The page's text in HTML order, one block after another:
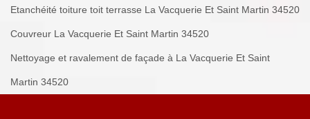
Etanchéité toiture toit terrasse La Vacquerie Et Saint Martin 34520
Couvreur La Vacquerie Et Saint Martin 34520
Nettoyage et ravalement de façade à La Vacquerie Et Saint
Martin 34520